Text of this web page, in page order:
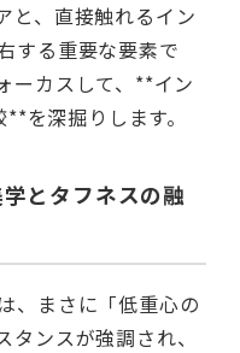
と、直接触れるイン
する重要な要素で
ーカスして、**イン
を深掘りします。
とタフネスの融
、まさに「低重心の
ンスが強調され、